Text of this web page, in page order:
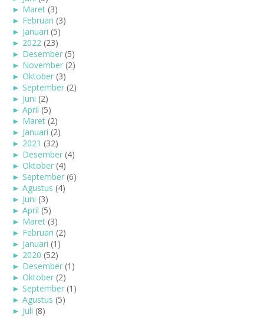
► Maret (3)
► Februari (3)
► Januari (5)
► 2022 (23)
► Desember (5)
► November (2)
► Oktober (3)
► September (2)
► Juni (2)
► April (5)
► Maret (2)
► Januari (2)
► 2021 (32)
► Desember (4)
► Oktober (4)
► September (6)
► Agustus (4)
► Juni (3)
► April (5)
► Maret (3)
► Februari (2)
► Januari (1)
► 2020 (52)
► Desember (1)
► Oktober (2)
► September (1)
► Agustus (5)
► Juli (8)